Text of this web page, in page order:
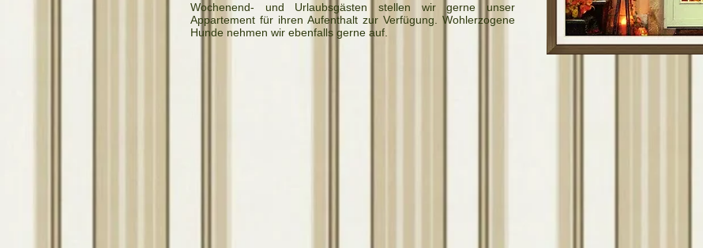
Wochenend- und Urlaubsgästen stellen wir gerne unser
Appartement für ihren Aufenthalt zur Verfügung. Wohlerzogene
Hunde nehmen wir ebenfalls gerne auf.